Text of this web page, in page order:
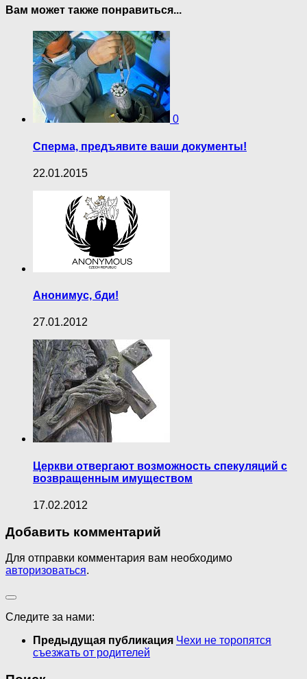
Вам может также понравиться...
0
Сперма, предъявите ваши документы!
22.01.2015
Анонимус, бди!
27.01.2012
Церкви отвергают возможность спекуляций с
возвращенным имуществом
17.02.2012
Добавить комментарий
Для отправки комментария вам необходимо
авторизоваться.
Следите за нами:
Предыдущая публикация Чехи не торопятся
съезжать от родителей